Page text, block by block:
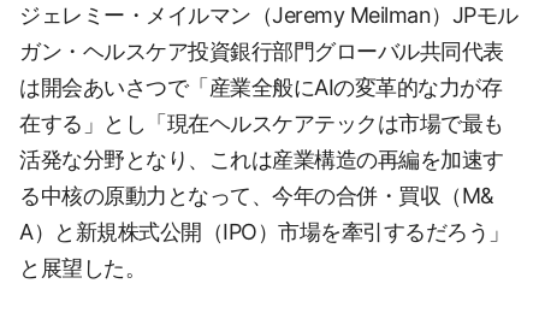
ジェレミー・メイルマン（Jeremy Meilman）JPモル
ガン・ヘルスケア投資銀行部門グローバル共同代表
は開会あいさつで「産業全般にAIの変革的な力が存
在する」とし「現在ヘルスケアテックは市場で最も
活発な分野となり、これは産業構造の再編を加速す
る中核の原動力となって、今年の合併・買収（M&
A）と新規株式公開（IPO）市場を牽引するだろう」
と展望した。